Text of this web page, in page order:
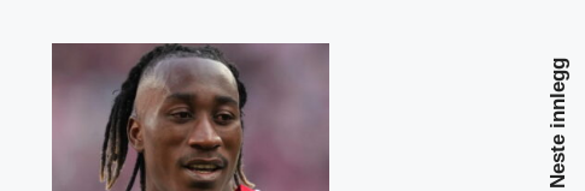
Neste innlegg